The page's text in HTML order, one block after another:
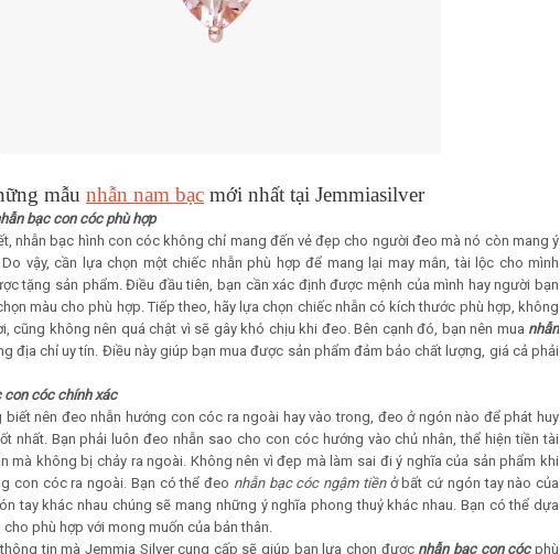
mẫu nhẫn nam bạc mới nhất tại Jemmiasilver
bạc con cóc phù hợp
nhẫn bạc hình con cóc không chỉ mang đến vẻ đẹp cho người đeo mà nó còn mang ý
vậy, cần lựa chọn một chiếc nhẫn phù hợp để mang lại may mắn, tài lộc cho mình
tặng sản phẩm. Điều đầu tiên, bạn cần xác định được mệnh của mình hay người bạn
màu cho phù hợp. Tiếp theo, hãy lựa chọn chiếc nhẫn có kích thước phù hợp, không
cũng không nên quá chật vì sẽ gây khó chịu khi đeo. Bên cạnh đó, bạn nên mua nhẫn
địa chỉ uy tín. Điều này giúp bạn mua được sản phẩm đảm bảo chất lượng, giá cả phải
con cóc chính xác
biết nên đeo nhẫn hướng con cóc ra ngoài hay vào trong, đeo ở ngón nào để phát huy
nhất. Bạn phải luôn đeo nhẫn sao cho con cóc hướng vào chủ nhân, thể hiện tiền tài
mà không bị chảy ra ngoài. Không nên vì đẹp mà làm sai đi ý nghĩa của sản phẩm khi
con cóc ra ngoài. Bạn có thể đeo nhẫn bạc cóc ngậm tiền ở bất cứ ngón tay nào của
tay khác nhau chúng sẽ mang những ý nghĩa phong thuỷ khác nhau. Bạn có thể dựa
phù hợp với mong muốn của bản thân.
tin mà Jemmia Silver cung cấp sẽ giúp bạn lựa chọn được nhẫn bạc con cócphù